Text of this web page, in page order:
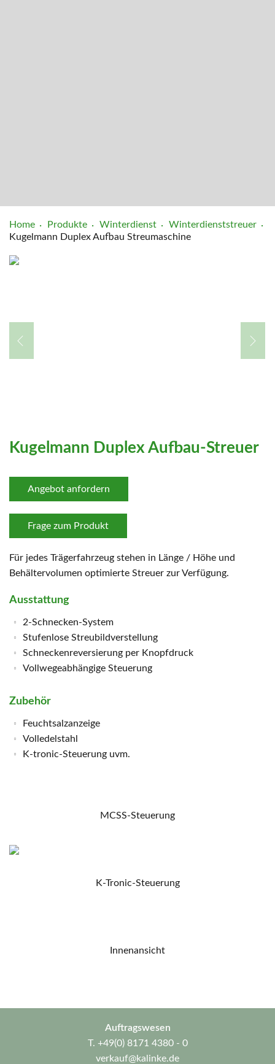
Home Produkte Winterdienst
Winterdienststreuer
Kugelmann Duplex Aufbau Streumaschine
Kugelmann Duplex Aufbau-Streuer
Angebot anfordern
Frage zum Produkt
Für jedes Trägerfahrzeug stehen in Länge / Höhe und
Behältervolumen optimierte Streuer zur Verfügung.
Ausstattung
2-Schnecken-System
Stufenlose Streubildverstellung
Schneckenreversierung per Knopfdruck
Vollwegeabhängige Steuerung
Zubehör
Feuchtsalzanzeige
Volledelstahl
K-tronic-Steuerung uvm.
MCSS-Steuerung
K-Tronic-Steuerung
Innenansicht
Auftragswesen
T. +49(0) 8171 4380 - 0
verkauf@kalinke.de